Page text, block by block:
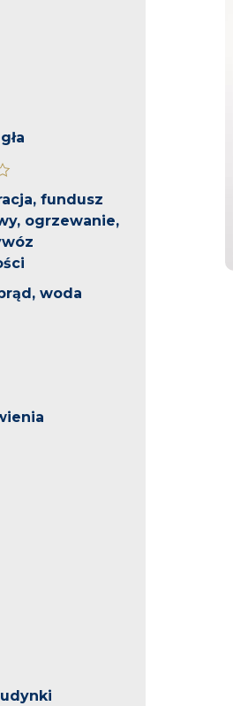
fundusz
ogrzewanie,
woda